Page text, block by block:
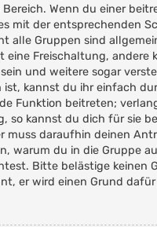
Bereich. Wenn du einer
mit der entsprechenden
alle Gruppen sind
eine Freischaltung, andere
und weitere sogar
ist, kannst du ihr einfach
Funktion beitreten;
so kannst du dich für sie
muss daraufhin deinen
warum du in die Gruppe
Bitte belästige keinen
er wird einen Grund